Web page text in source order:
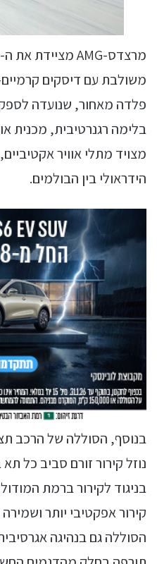
משולבת עם דיסקים
פלדה מאחור, שנועדה
בלימה רגנרטיבית, מכנית
מצויד מתלי אוויר
הידראולי בין הבולמים.
בנוסף, הסוללה של הרכב
נוזל קירור זורם סביב כל
בניגוד לקירור ברמת
קירור אפקטיבי יותר
הסוללה גם בנהיגה